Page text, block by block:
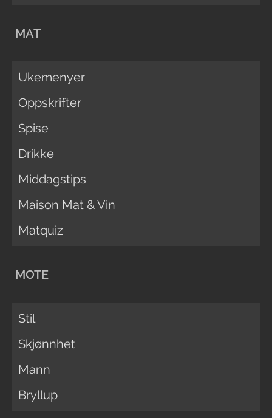
MAT
Ukemenyer
Oppskrifter
Spise
Drikke
Middagstips
Maison Mat & Vin
Matquiz
MOTE
Stil
Skjønnhet
Mann
Bryllup